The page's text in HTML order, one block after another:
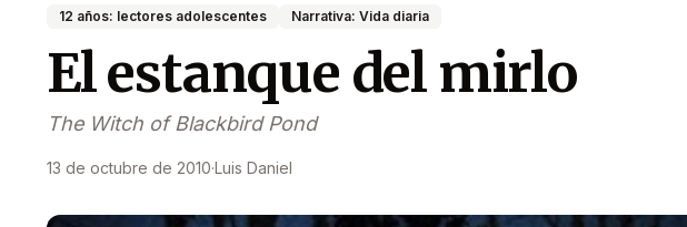
12 años: lectores adolescentes Narrativa: Vida diaria
El estanque del mirlo
The Witch of Blackbird Pond
13 de octubre de 2010·Luis Daniel